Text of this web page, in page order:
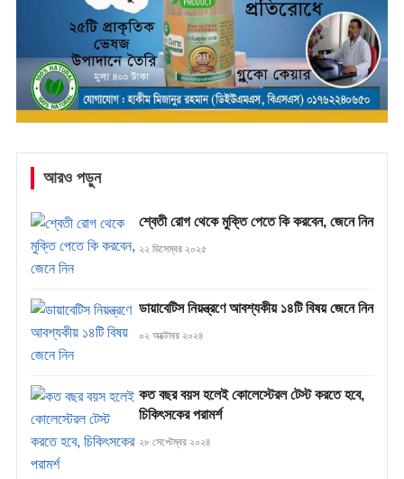
আরও পড়ুন
শ্বেতী রোগ থেকে মুক্তি পেতে কি করবেন, জেনে নিন
২২ ডিসেম্বর ২০২৫
ডায়াবেটিস নিয়ন্ত্রণে আবশ্যকীয় ১৪টি বিষয় জেনে নিন
০২ অক্টোবর ২০২৪
কত বছর বয়স হলেই কোলেস্টেরল টেস্ট করতে হবে,
চিকিৎসকের পরামর্শ
২৮ সেপ্টেম্বর ২০২৪